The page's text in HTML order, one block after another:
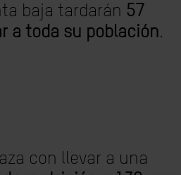
baja tardarán 57
a toda su población.
con llevar a una